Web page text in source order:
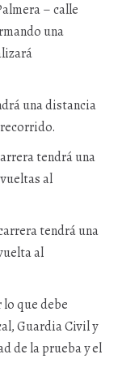
– calle
una
una distancia
tendrá una
al
tendrá una
al
que debe
Guardia Civil y
de la prueba y el